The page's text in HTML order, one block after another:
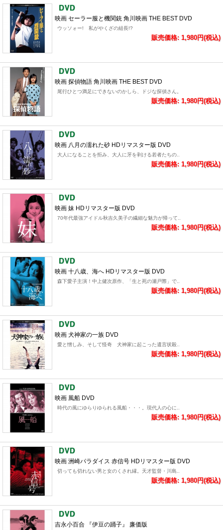
映画 セーラー服と機関銃 角川映画 THE BEST DVD
ウッソォー! 私がやくざの組長!?
販売価格: 1,980円(税込)
映画 探偵物語 角川映画 THE BEST DVD
尾行ひとつ満足にできないのかしら、ドジな探偵さん。
販売価格: 1,980円(税込)
映画 八月の濡れた砂 HDリマスター版 DVD
大人になることを拒み、大人に牙を剥ける若者たちの..
販売価格: 1,980円(税込)
映画 妹 HDリマスター版 DVD
70年代最強アイドル秋吉久美子の繊細な魅力が帰って..
販売価格: 1,980円(税込)
映画 十八歳、海へ HDリマスター版 DVD
森下愛子主演！中上健次原作、「生と死の瀬戸際」で..
販売価格: 1,980円(税込)
映画 犬神家の一族 DVD
愛と憎しみ、そして怪奇 犬神家に起こった遺言状殺..
販売価格: 1,980円(税込)
映画 風船 DVD
時代の風にゆらりゆられる風船・・・。現代人の心に..
販売価格: 1,980円(税込)
映画 洲崎パラダイス 赤信号 HDリマスター版 DVD
切っても切れない男と女のくされ縁。天才監督・川島..
販売価格: 1,980円(税込)
吉永小百合 『伊豆の踊子』 廉価版